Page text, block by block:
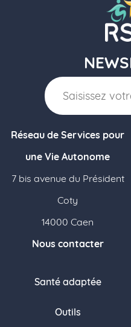
Réseau de Services pour
une Vie Autonome
7 bis avenue du Président
Coty
14000 Caen
Nous contacter
Santé adaptée
Outils